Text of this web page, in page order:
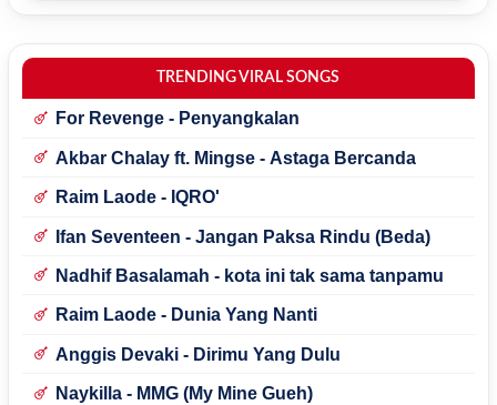
TRENDING VIRAL SONGS
For Revenge - Penyangkalan
Akbar Chalay ft. Mingse - Astaga Bercanda
Raim Laode - IQRO'
Ifan Seventeen - Jangan Paksa Rindu (Beda)
Nadhif Basalamah - kota ini tak sama tanpamu
Raim Laode - Dunia Yang Nanti
Anggis Devaki - Dirimu Yang Dulu
Naykilla - MMG (My Mine Gueh)